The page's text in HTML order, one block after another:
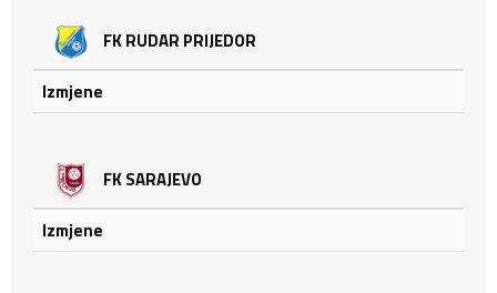
FK RUDAR PRIJEDOR
Izmjene
FK SARAJEVO
Izmjene